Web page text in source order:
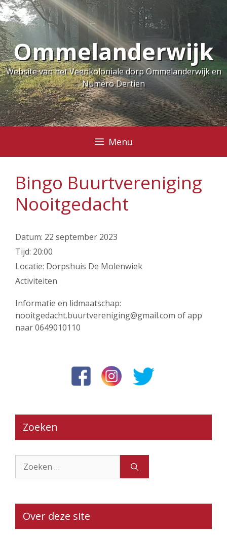
Ga
naar
de
inhoudOmmelanderwijk
Website van het Veenkoloniale dorp Ommelanderwijk en
Numero Dertien
Menu
Bingo Buurtvereniging
Nooitgedacht
Datum: 22 september 2023
Tijd: 20:00
Locatie: Dorpshuis De Molenwiek
Activiteiten
Informatie en lidmaatschap:
nooitgedacht.buurtvereniging@gmail.com of app
naar 0649010110
Zoeken
naar:
Over deze site